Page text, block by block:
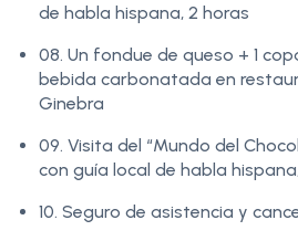
de habla hispana, 2 horas
08. Un fondue de queso + 1
bebida carbonatada en
Ginebra
09. Visita del “Mundo del
con guía local de habla
10. Seguro de asistencia y